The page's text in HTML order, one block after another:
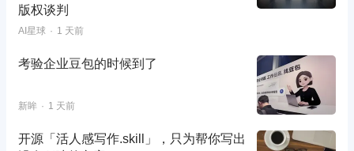
版权谈判
AI星球 1 天前
考验企业豆包的时候到了
新眸 1 天前
开源「活人感写作.skill」，只为帮你写出